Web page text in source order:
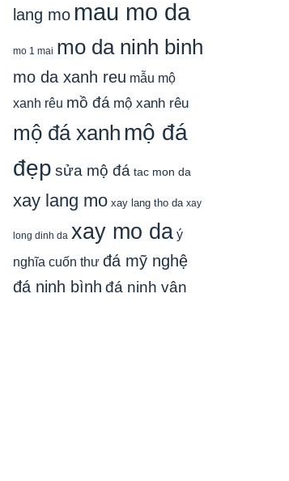
lang mo mau mo da
mo 1 mai mo da ninh binh
mo da xanh reu mẫu mộ
xanh rêu mồ đá mộ xanh rêu
mộ đá xanh mộ đá
đẹp sửa mộ đá tac mon da
xay lang mo xay lang tho da xay
long dinh da xay mo da ý
nghĩa cuốn thư đá mỹ nghệ
đá ninh bình đá ninh vân